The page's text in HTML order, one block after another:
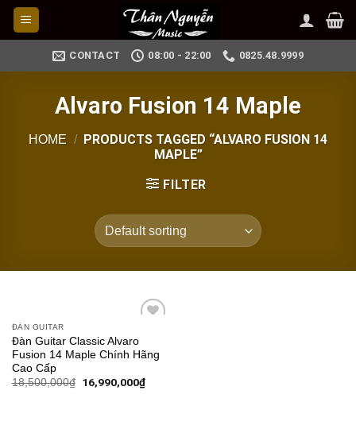
Skip
CONTACT 08:00 - 22:00 0825.48.9999
Alvaro Fusion 14 Maple
HOME /
PRODUCTS TAGGED “ALVARO FUSION 14
MAPLE”
FILTER
wishlist
ĐÀN GUITAR
Đàn Guitar Classic Alvaro
Fusion 14 Maple Chính Hãng
Cao Cấp
18,500,000₫ 16,990,000₫